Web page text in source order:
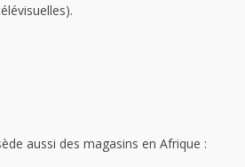
aussi des magasins en Afrique :